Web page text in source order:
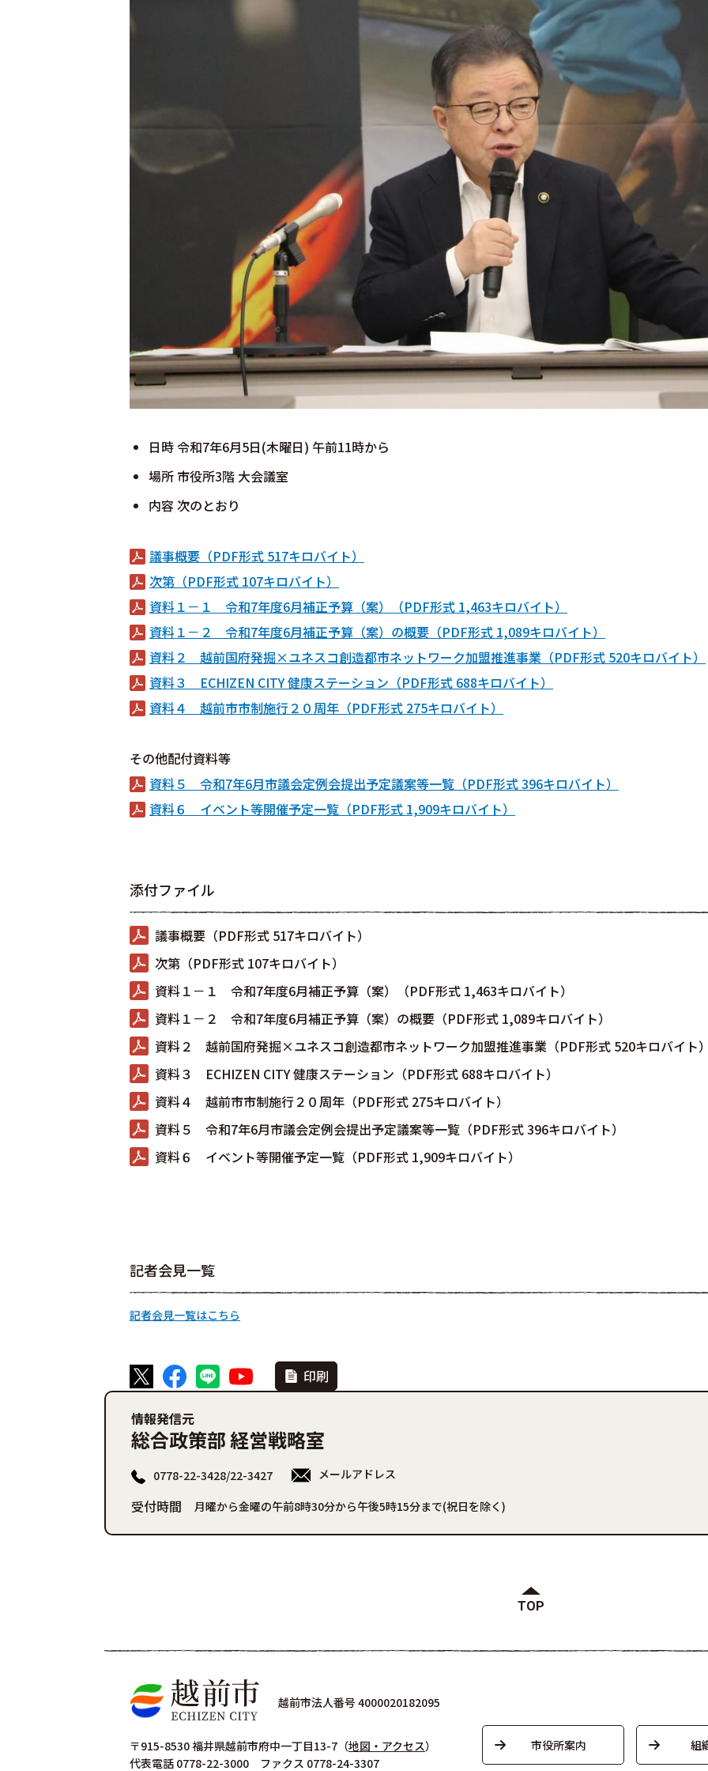
日時 令和7年6月5日(木曜日) 午前11時から
場所 市役所3階 大会議室
内容 次のとおり
議事概要（PDF形式 517キロバイト）
次第（PDF形式 107キロバイト）
資料１－１ 令和7年度6月補正予算（案）（PDF形式 1,463キロバイト）
資料１－２ 令和7年度6月補正予算（案）の概要（PDF形式 1,089キロバイト）
資料２ 越前国府発掘×ユネスコ創造都市ネットワーク加盟推進事業（PDF形式 520キロバイト）
資料３ ECHIZEN CITY 健康ステーション（PDF形式 688キロバイト）
資料４ 越前市市制施行２０周年（PDF形式 275キロバイト）
その他配付資料等
資料５ 令和7年6月市議会定例会提出予定議案等一覧（PDF形式 396キロバイト）
資料６ イベント等開催予定一覧（PDF形式 1,909キロバイト）
添付ファイル
議事概要（PDF形式 517キロバイト）
次第（PDF形式 107キロバイト）
資料１－１ 令和7年度6月補正予算（案）（PDF形式 1,463キロバイト）
資料１－２ 令和7年度6月補正予算（案）の概要（PDF形式 1,089キロバイト）
資料２ 越前国府発掘×ユネスコ創造都市ネットワーク加盟推進事業（PDF形式 520キロバイト
資料３ ECHIZEN CITY 健康ステーション（PDF形式 688キロバイト）
資料４ 越前市市制施行２０周年（PDF形式 275キロバイト）
資料５ 令和7年6月市議会定例会提出予定議案等一覧（PDF形式 396キロバイト）
資料６ イベント等開催予定一覧（PDF形式 1,909キロバイト）
記者会見一覧
記者会見一覧はこちら
印刷
情報発信元
総合政策部 経営戦略室
0778-22-3428/22-3427 メールアドレス
受付時間 月曜から金曜の午前8時30分から午後5時15分まで(祝日を除く)
TOP
越前市法人番号 4000020182095
〒915-8530 福井県越前市府中一丁目13-7 （地図・アクセス）
代表電話 0778-22-3000 ファクス 0778-24-3307
市役所案内 組